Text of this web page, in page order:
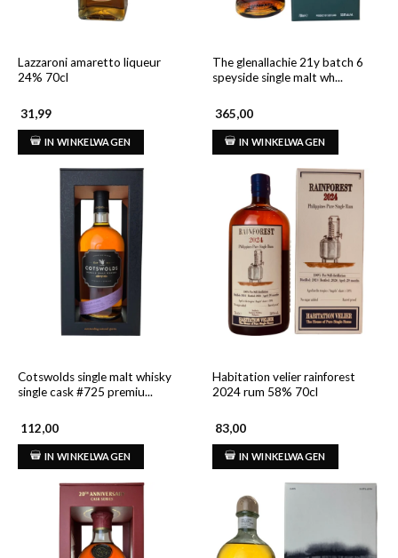
Lazzaroni amaretto liqueur
24% 70cl
31,99
IN WINKELWAGEN
The glenallachie 21y batch 6
speyside single malt wh...
365,00
IN WINKELWAGEN
Cotswolds single malt whisky
single cask #725 premiu...
112,00
IN WINKELWAGEN
Habitation velier rainforest
2024 rum 58% 70cl
83,00
IN WINKELWAGEN